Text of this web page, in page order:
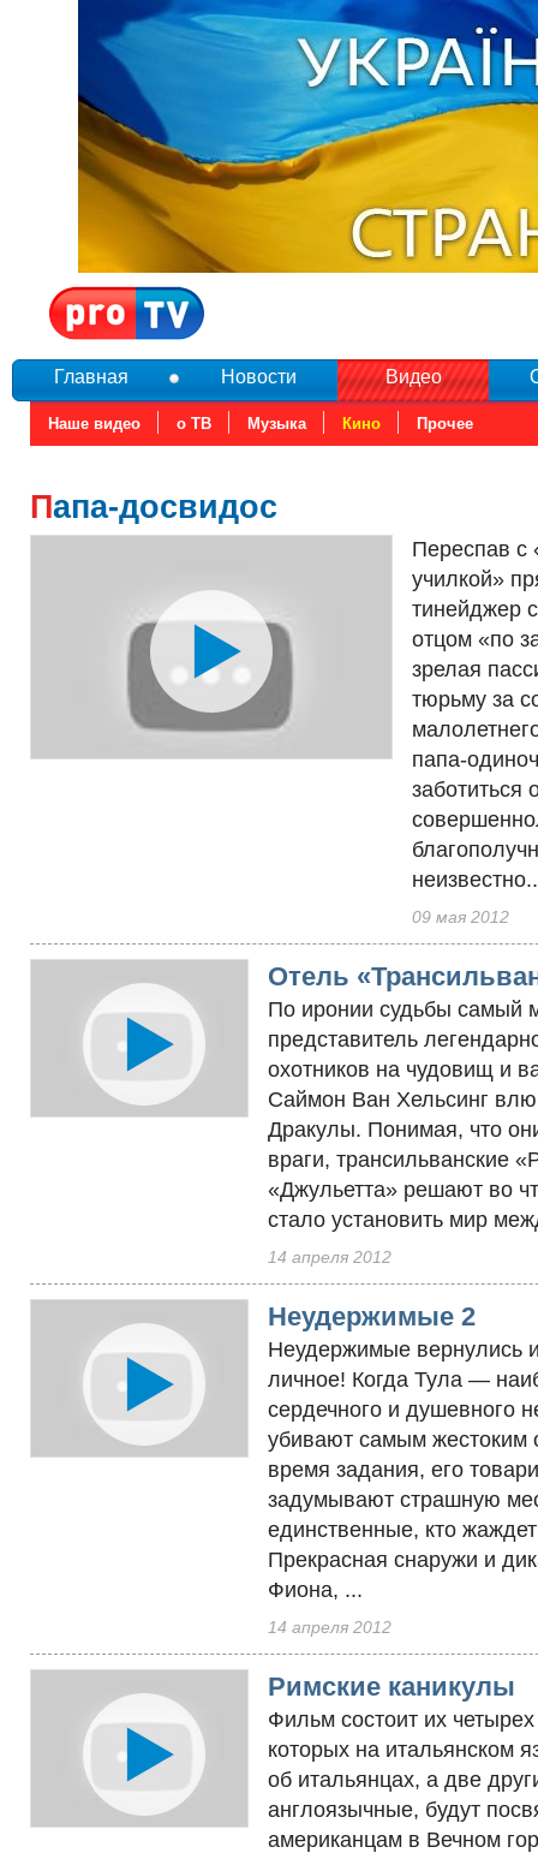
Главная Новости Видео
Наше видео о ТВ Музыка Кино Прочее
Папа-досвидос
Переспав с
училкой»
тинейджер
отцом «по
зрелая
тюрьму за
папа-
заботиться
09 мая 2012
Отель
По иронии судьбы самый
представитель
охотников на чудовищ и
Саймон Ван Хельсинг
Дракулы. Понимая, что
враги, трансильванские
«Джульетта» решают во
стало установить мир
14 апреля 2012
Неудержимые 2
Неудержимые вернулись
личное! Когда Тула —
сердечного и душевного
убивают самым жестоким
время задания, его
задумывают страшную
единственные, кто
Прекрасная снаружи и
Фиона, ...
14 апреля 2012
Римские каникулы
Фильм состоит их
которых на итальянском
об итальянцах, а две
англоязычные, будут
американцам в Вечном